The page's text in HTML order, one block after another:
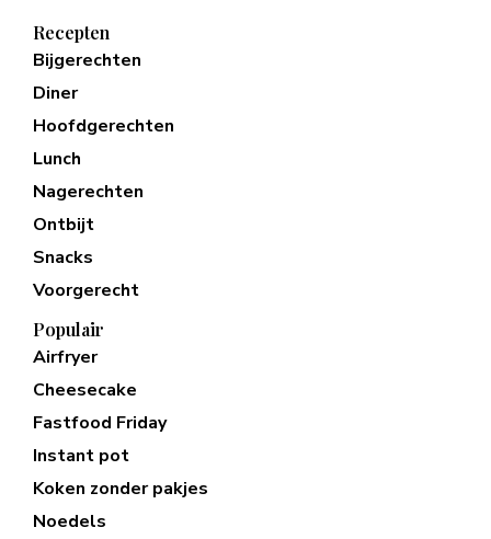
Recepten
Bijgerechten
Diner
Hoofdgerechten
Lunch
Nagerechten
Ontbijt
Snacks
Voorgerecht
Populair
Airfryer
Cheesecake
Fastfood Friday
Instant pot
Koken zonder pakjes
Noedels